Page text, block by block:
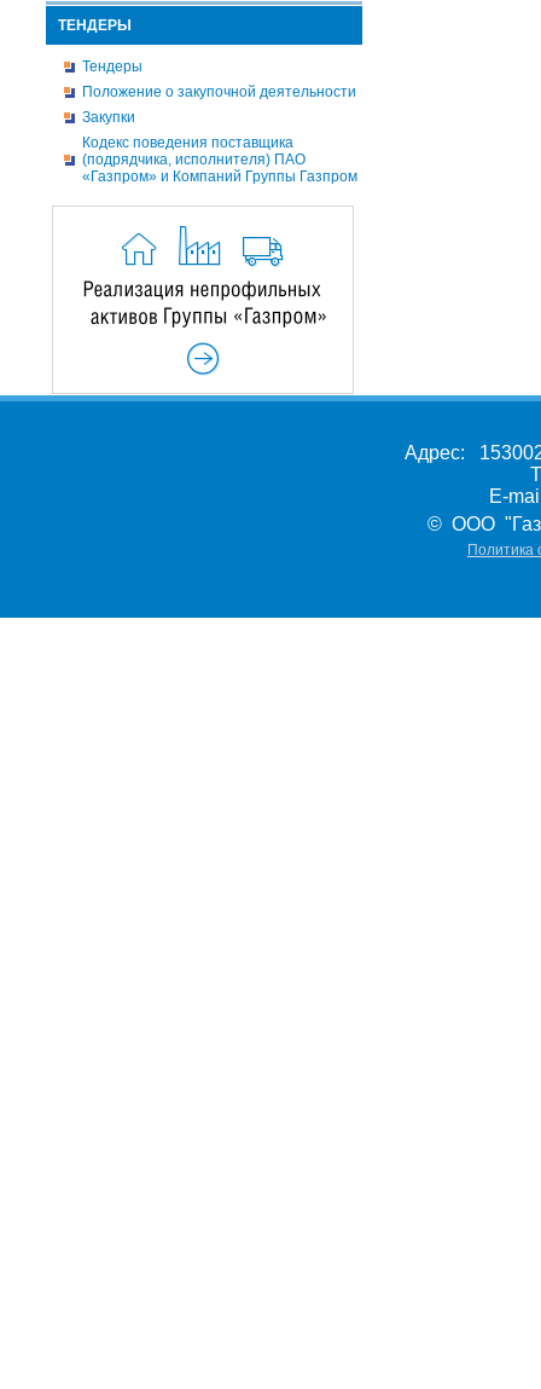
ТЕНДЕРЫ
Тендеры
Положение о закупочной деятельности
Закупки
Кодекс поведения поставщика
(подрядчика, исполнителя) ПАО
«Газпром» и Компаний Группы Газпром
Адрес:
E-
© ООО
Политика